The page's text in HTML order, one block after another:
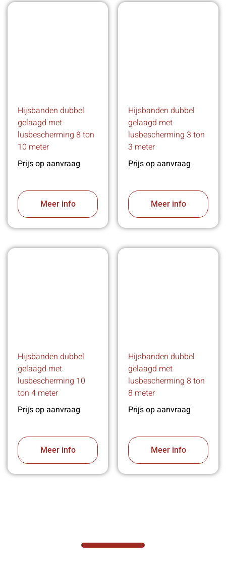
Hijsbanden dubbel
gelaagd met
lusbescherming 8 ton
10 meter
Prijs op aanvraag
Meer info
Hijsbanden dubbel
gelaagd met
lusbescherming 3 ton
3 meter
Prijs op aanvraag
Meer info
Hijsbanden dubbel
gelaagd met
lusbescherming 10
ton 4 meter
Prijs op aanvraag
Meer info
Hijsbanden dubbel
gelaagd met
lusbescherming 8 ton
8 meter
Prijs op aanvraag
Meer info